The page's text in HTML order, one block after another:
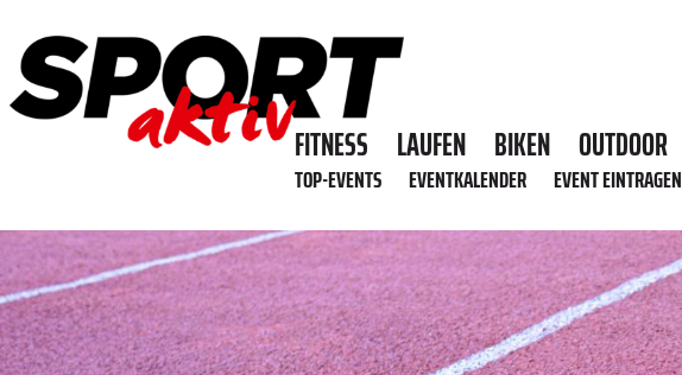
FITNESS LAUFEN BIKEN OUTDOOR
TOP-EVENTS EVENTKALENDER EVENT EINTRAGEN